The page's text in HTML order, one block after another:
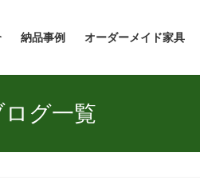
納品事例 オーダーメイド家具
ログ一覧